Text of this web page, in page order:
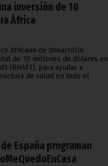
inversión de 10
África
Africano de Desarrollo
de 10 millones de dólares en
(RHAF1), para ayudar a
de salud en todo el
España programan